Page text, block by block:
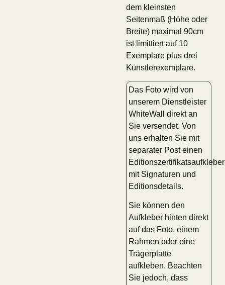
dem kleinsten
Seitenmaß (Höhe oder
Breite) maximal 90cm
ist limittiert auf 10
Exemplare plus drei
Künstlerexemplare.
Das Foto wird von
unserem Dienstleister
WhiteWall direkt an
Sie versendet. Von
uns erhalten Sie mit
separater Post einen
Editionszertifikatsaufkleber
mit Signaturen und
Editionsdetails.
Sie können den
Aufkleber hinten direkt
auf das Foto, einem
Rahmen oder eine
Trägerplatte
aufkleben. Beachten
Sie jedoch, dass